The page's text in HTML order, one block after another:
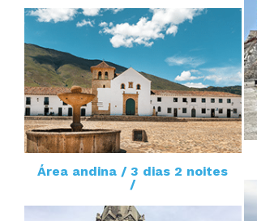
Área andina / 3 dias 2 noites
/